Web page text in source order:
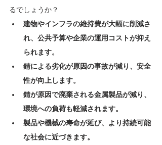
るでしょうか？
建物やインフラの維持費が大幅に削減さ
れ、公共予算や企業の運用コストが抑え
られます。
錆による劣化が原因の事故が減り、安全
性が向上します。
錆が原因で廃棄される金属製品が減り、
環境への負荷も軽減されます。
製品や機械の寿命が延び、より持続可能
な社会に近づきます。